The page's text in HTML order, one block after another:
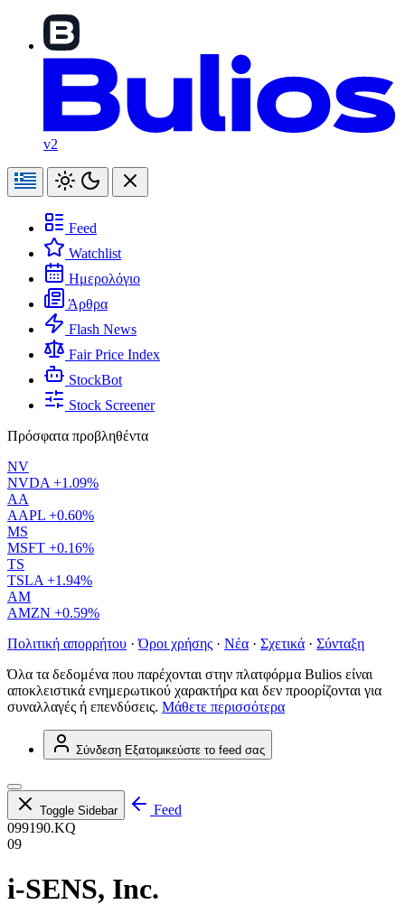
v2
Feed
Watchlist
Ημερολόγιο
Άρθρα
Flash News
Fair Price Index
StockBot
Stock Screener
Πρόσφατα προβληθέντα
NV
NVDA +1.09%
AA
AAPL +0.60%
MS
MSFT +0.16%
TS
TSLA +1.94%
AM
AMZN +0.59%
Πολιτική απορρήτου · Όροι χρήσης · Νέα · Σχετικά · Σύνταξη
Όλα τα δεδομένα που παρέχονται στην πλατφόρμα Bulios είναι
αποκλειστικά ενημερωτικού χαρακτήρα και δεν προορίζονται για
συναλλαγές ή επενδύσεις. Μάθετε περισσότερα
Σύνδεση Εξατομικεύστε το feed σας
Toggle Sidebar
Feed
099190.KQ
09
i-SENS, Inc.